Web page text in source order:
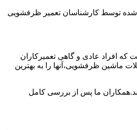
شده توسط کارشناسان تعمیر ظرفشویی
افراد عادی و گاهی تعمیرکاران
ماشین ظرفشویی،آنها را به بهترین
ما پس از بررسی کامل